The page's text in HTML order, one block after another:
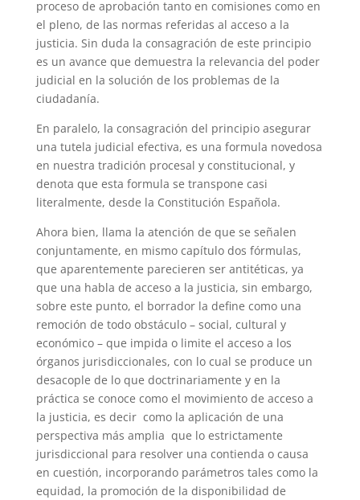
proceso de aprobación tanto en comisiones como en
el pleno, de las normas referidas al acceso a la
justicia. Sin duda la consagración de este principio
es un avance que demuestra la relevancia del poder
judicial en la solución de los problemas de la
ciudadanía.
En paralelo, la consagración del principio asegurar
una tutela judicial efectiva, es una formula novedosa
en nuestra tradición procesal y constitucional, y
denota que esta formula se transpone casi
literalmente, desde la Constitución Española.
Ahora bien, llama la atención de que se señalen
conjuntamente, en mismo capítulo dos fórmulas,
que aparentemente parecieren ser antitéticas, ya
que una habla de acceso a la justicia, sin embargo,
sobre este punto, el borrador la define como una
remoción de todo obstáculo – social, cultural y
económico – que impida o limite el acceso a los
órganos jurisdiccionales, con lo cual se produce un
desacople de lo que doctrinariamente y en la
práctica se conoce como el movimiento de acceso a
la justicia, es decir como la aplicación de una
perspectiva más amplia que lo estrictamente
jurisdiccional para resolver una contienda o causa
en cuestión, incorporando parámetros tales como la
equidad, la promoción de la disponibilidad de